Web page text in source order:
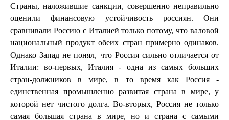
Страны, наложившие санкции, совершенно неправильно
оценили финансовую устойчивость россиян. Они
сравнивали Россию с Италией только потому, что валовой
национальный продукт обеих стран примерно одинаков.
Однако Запад не понял, что Россия сильно отличается от
Италии: во-первых, Италия - одна из самых больших
стран-должников в мире, в то время как Россия -
единственная промышленно развитая страна в мире, у
которой нет чистого долга. Во-вторых, Россия не только
самая большая страна в мире, но и страна с самыми